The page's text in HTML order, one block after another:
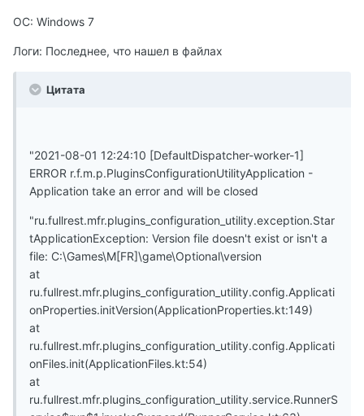
ОС: Windows 7
Логи: Последнее, что нашел в файлах
Цитата
"2021-08-01 12:24:10 [DefaultDispatcher-worker-1]
ERROR r.f.m.p.PluginsConfigurationUtilityApplication -
Application take an error and will be closed
"ru.fullrest.mfr.plugins_configuration_utility.exception.Star
tApplicationException: Version file doesn't exist or isn't a
file: C:\Games\M[FR]\game\Optional\version
at
ru.fullrest.mfr.plugins_configuration_utility.config.Applicati
onProperties.initVersion(ApplicationProperties.kt:149)
at
ru.fullrest.mfr.plugins_configuration_utility.config.Applicati
onFiles.init(ApplicationFiles.kt:54)
at
ru.fullrest.mfr.plugins_configuration_utility.service.RunnerS